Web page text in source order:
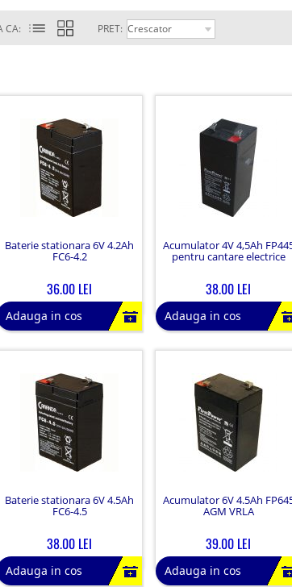
CA: PRET:
Baterie stationara 6V 4.2Ah
FC6-4.2
36.00 LEI
Adauga in cos
Acumulator 4V 4,5Ah
pentru cantare electrice
38.00 LEI
Adauga in cos
Baterie stationara 6V 4.5Ah
FC6-4.5
38.00 LEI
Adauga in cos
Acumulator 6V 4.5Ah
AGM VRLA
39.00 LEI
Adauga in cos